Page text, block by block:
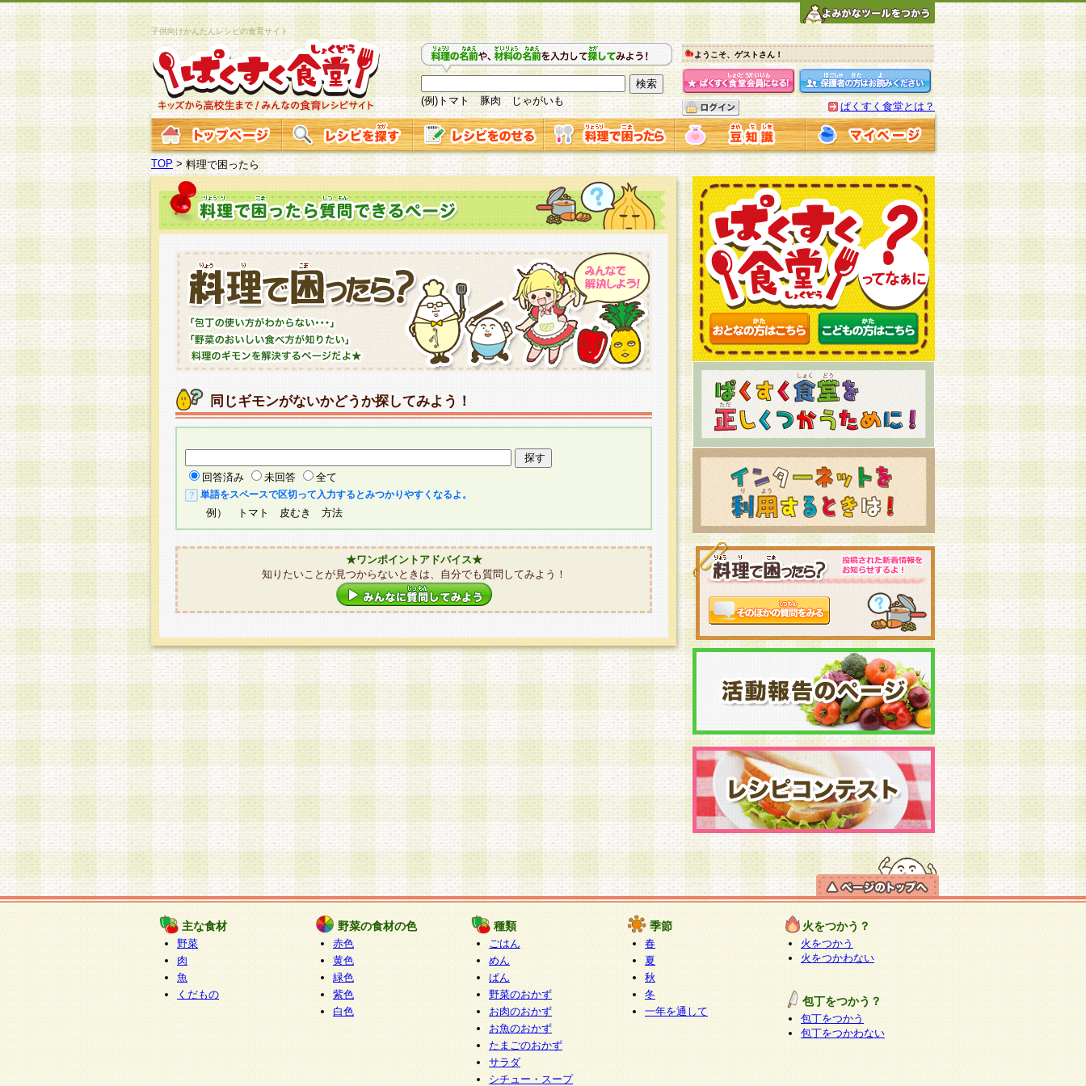
子供向けかんたんレシピの食育サイト
(例)トマト 豚肉 じゃがいも
ようこそ、ゲストさん！
ぱくすく食堂とは？
TOP > 料理で困ったら
同じギモンがないかどうか探してみよう！
回答済み 未回答 全て
単語をスペースで区切って入力するとみつかりやすくなるよ。
例） トマト 皮むき 方法
★ワンポイントアドバイス★
知りたいことが見つからないときは、自分でも質問してみよう！
主な食材
野菜
肉
魚
くだもの
野菜の食材の色
赤色
黄色
緑色
紫色
白色
種類
ごはん
めん
ぱん
野菜のおかず
お肉のおかず
お魚のおかず
たまごのおかず
サラダ
シチュー・スープ
季節
春
夏
秋
冬
一年を通して
火をつかう？
火をつかう
火をつかわない
包丁をつかう？
包丁をつかう
包丁をつかわない